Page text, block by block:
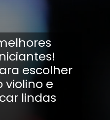
escolher
violino e
lindas